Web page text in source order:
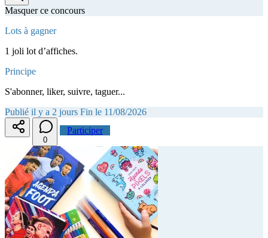
Masquer ce concours
Lots à gagner
1 joli lot d’affiches.
Principe
S'abonner, liker, suivre, taguer...
Publié il y a 2 jours Fin le 11/08/2026
0
Participer